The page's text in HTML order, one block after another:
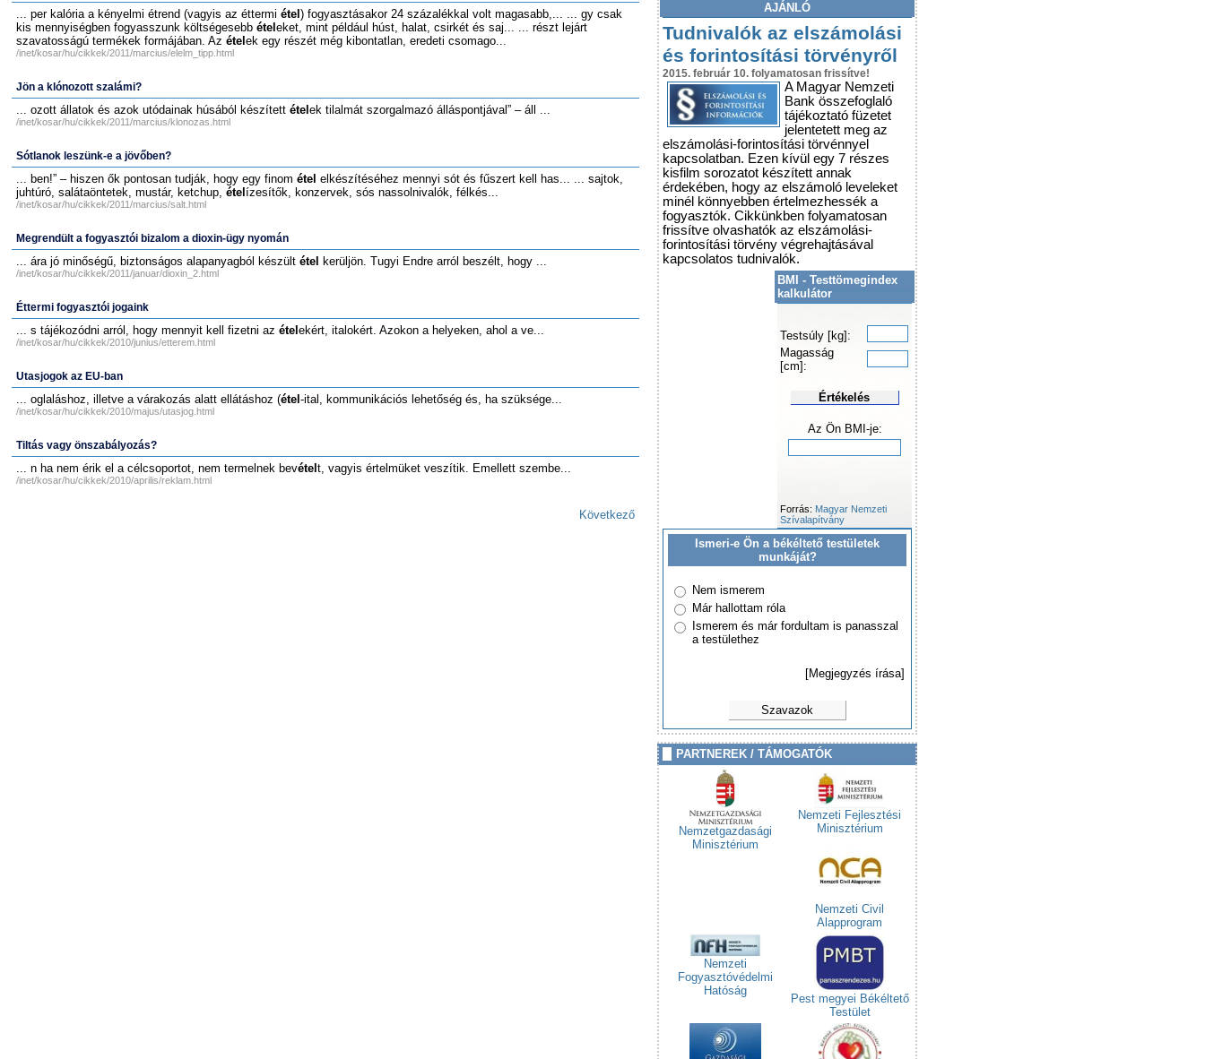
... per kalória a kényelmi étrend (vagyis az éttermi étel ) fogyasztásakor 24 százalékkal volt magasabb,... ... gy csak
kis mennyiségben fogyasszunk költségesebb étel eket, mint például húst, halat, csirkét és saj... ... részt lejárt
szavatosságú termékek formájában. Az étel ek egy részét még kibontatlan, eredeti csomago...
/inet/kosar/hu/cikkek/2011/marcius/elelm_tipp.html
Jön a klónozott szalámi?
... ozott állatok és azok utódainak húsából készített étel ek tilalmát szorgalmazó álláspontjával” – áll ...
/inet/kosar/hu/cikkek/2011/marcius/klonozas.html
Sótlanok leszünk-e a jövőben?
... ben!” – hiszen ők pontosan tudják, hogy egy finom étel elkészítéséhez mennyi sót és fűszert kell has... ... sajtok,
juhtúró, salátaöntetek, mustár, ketchup, étel ízesítők, konzervek, sós nassolnivalók, félkés...
/inet/kosar/hu/cikkek/2011/marcius/salt.html
Megrendült a fogyasztói bizalom a dioxin-ügy nyomán
... ára jó minőségű, biztonságos alapanyagból készült étel kerüljön. Tugyi Endre arról beszélt, hogy ...
/inet/kosar/hu/cikkek/2011/januar/dioxin_2.html
Éttermi fogyasztói jogaink
... s tájékozódni arról, hogy mennyit kell fizetni az étel ekért, italokért. Azokon a helyeken, ahol a ve...
/inet/kosar/hu/cikkek/2010/junius/etterem.html
Utasjogok az EU-ban
... oglaláshoz, illetve a várakozás alatt ellátáshoz (étel -ital, kommunikációs lehetőség és, ha szüksége...
/inet/kosar/hu/cikkek/2010/majus/utasjog.html
Tiltás vagy önszabályozás?
... n ha nem érik el a célcsoportot, nem termelnek bevétel t, vagyis értelmüket veszítik. Emellett szembe...
/inet/kosar/hu/cikkek/2010/aprilis/reklam.html
Következő
AJÁNLÓ
Tudnivalók az elszámolási
és forintosítási törvényről
2015. február 10. folyamatosan frissítve!
A Magyar Nemzeti
Bank összefoglaló
tájékoztató füzetet
jelentetett meg az
elszámolási-forintosítási törvénnyel
kapcsolatban. Ezen kívül egy 7 részes
kisfilm sorozatot készített annak
érdekében, hogy az elszámoló leveleket
minél könnyebben értelmezhessék a
fogyasztók. Cikkünkben folyamatosan
frissítve olvashatók az elszámolási-
forintosítási törvény végrehajtásával
kapcsolatos tudnivalók.
BMI - Testtömegindex
kalkulátor
Testsúly [kg]:
Magasság
[cm]:
Értékelés
Az Ön BMI-je:
Forrás: Magyar Nemzeti
Szívalapítvány
Ismeri-e Ön a békéltető testületek
munkáját?
Nem ismerem
Már hallottam róla
Ismerem és már fordultam is panasszal
a testülethez
[Megjegyzés írása]
Szavazok
PARTNEREK / TÁMOGATÓK
Nemzetgazdasági
Minisztérium
Nemzeti Fejlesztési
Minisztérium
Nemzeti Civil
Alapprogram
Nemzeti
Fogyasztóvédelmi
Hatóság
Pest megyei Békéltető
Testület